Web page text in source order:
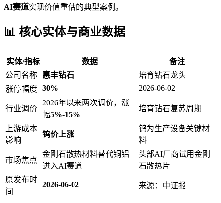
AI赛道实现价值重估的典型案例。
📊 核心实体与商业数据
实体/指标 数据
备注
公司名称
惠丰钻石
培育钻石龙头
涨停幅度
30% 2026-06-02
行业调价
2026年以来两次调价，涨
幅5%-15%
培育钻石复苏周期
上游成本
影响
钨价上涨
钨为生产设备关键材
料
市场焦点
金刚石散热材料替代铜铝
进入AI赛道
头部AI厂商试用金刚
石散热片
原发布时
间
2026-06-02 来源：中证报